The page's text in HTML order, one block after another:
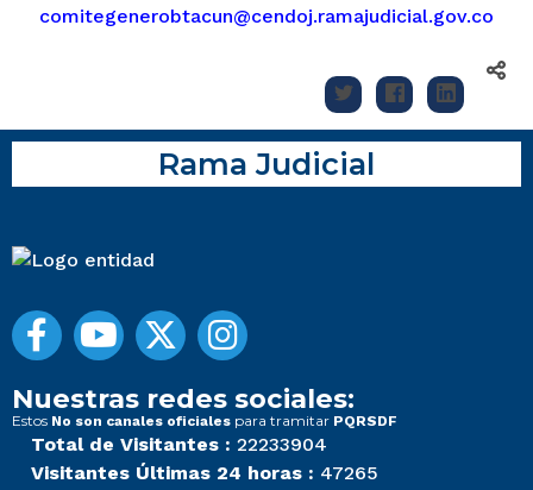
comitegenerobtacun@cendoj.ramajudicial.gov.co
Rama Judicial
Nuestras redes sociales:
Estos No son canales oficiales para tramitar PQRSDF
Total de Visitantes : 22233904
Visitantes Últimas 24 horas : 47265